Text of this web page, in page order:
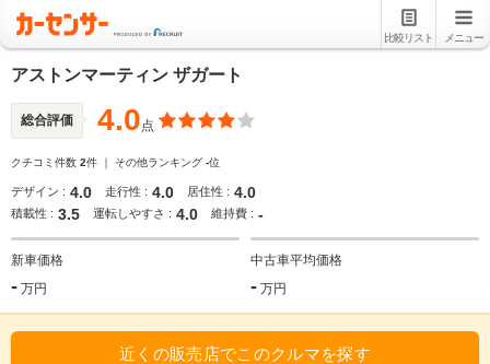
比較リスト メニュー
アストンマーティン ザガート
総合評価 4.0点
クチコミ件数 2件 ｜ その他ランキング -位
デザイン : 4.0 走行性 : 4.0 居住性 : 4.0
積載性 : 3.5 運転しやすさ : 4.0 維持費 : -
新車価格
- 万円
中古車平均価格
- 万円
近くの販売店でこのクルマを探す